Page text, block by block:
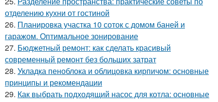
отделению кухни от гостиной
26. Планировка участка 10 соток с домом баней и
гаражом. Оптимальное зонирование
27. Бюджетный ремонт: как сделать красивый
современный ремонт без больших затрат
28. Укладка пеноблока и облицовка кирпичом: основные
принципы и рекомендации
29. Как выбрать подходящий насос для котла: основные